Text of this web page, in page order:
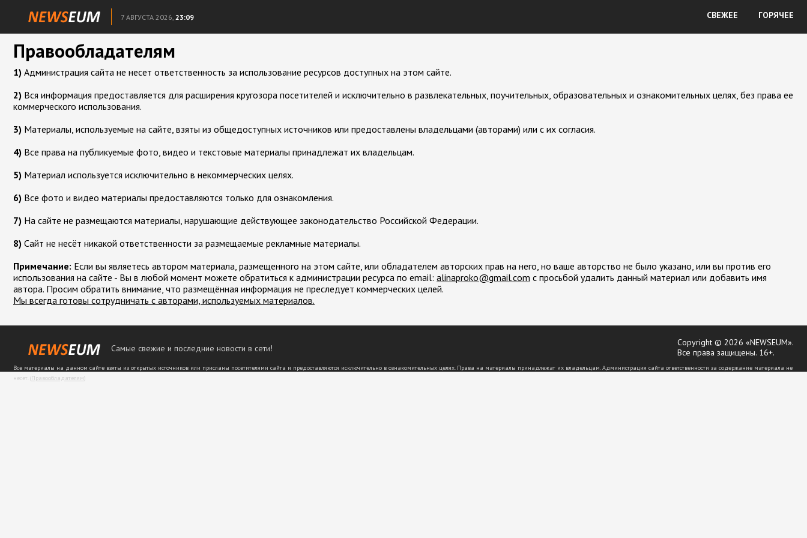
7 АВГУСТА 2026, 23:09 СВЕЖЕЕ ГОРЯЧЕЕ
Правообладателям
1) Администрация сайта не несет ответственность за использование ресурсов доступных на этом сайте.
2) Вся информация предоставляется для расширения кругозора посетителей и исключительно в развлекательных, поучительных, образовательных и ознакомительных целях, без права ее
коммерческого использования.
3) Материалы, используемые на сайте, взяты из общедоступных источников или предоставлены владельцами (авторами) или с их согласия.
4) Все права на публикуемые фото, видео и текстовые материалы принадлежат их владельцам.
5) Материал используется исключительно в некоммерческих целях.
6) Все фото и видео материалы предоставляются только для ознакомления.
7) На сайте не размещаются материалы, нарушающие действующее законодательство Российской Федерации.
8) Сайт не несёт никакой ответственности за размещаемые рекламные материалы.
Примечание: Если вы являетесь автором материала, размещенного на этом сайте, или обладателем авторских прав на него, но ваше авторство не было указано, или вы против его
использования на сайте - Вы в любой момент можете обратиться к администрации ресурса по email: moc.liamg@okorpanila с просьбой удалить данный материал или добавить имя
автора. Просим обратить внимание, что размещённая информация не преследует коммерческих целей.
Мы всегда готовы сотрудничать с авторами, используемых материалов.
Самые свежие и последние новости в сети!
Copyright © 2026 «NEWSEUM».
Все права защищены. 16+.
Все материалы на данном сайте взяты из открытых источников или присланы посетителями сайта и предоставляются исключительно в ознакомительных целях. Права на материалы принадлежат их владельцам. Администрация сайта ответственности за содержание материала не
несет. (Правообладателям)